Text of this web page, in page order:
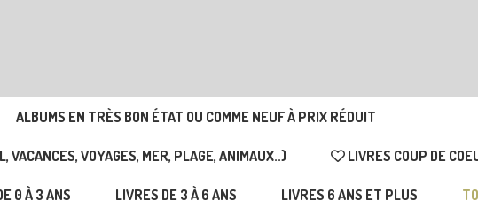
ALBUMS EN TRÈS BON ÉTAT OU COMME NEUF À PRIX RÉDUIT
VACANCES, VOYAGES, MER, PLAGE, ANIMAUX..) LIVRES COUP DE
0 À 3 ANS LIVRES DE 3 À 6 ANS LIVRES 6 ANS ET PLUS